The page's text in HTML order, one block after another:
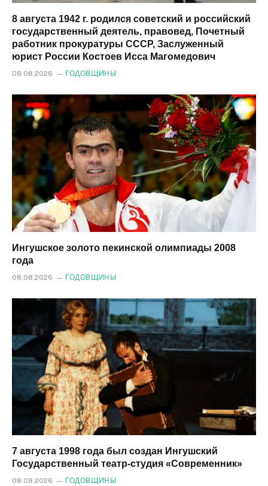
8 августа 1942 г. родился советский и российский
государственный деятель, правовед, Почетный
работник прокуратуры СССР, Заслуженный
юрист России Костоев Исса Магомедович
08.08.2026 ГОДОВЩИНЫ
Ингушское золото пекинской олимпиады 2008
года
08.08.2026 ГОДОВЩИНЫ
7 августа 1998 года был создан Ингушский
Государственный театр-студия «Современник»
08.08.2026 ГОДОВЩИНЫ